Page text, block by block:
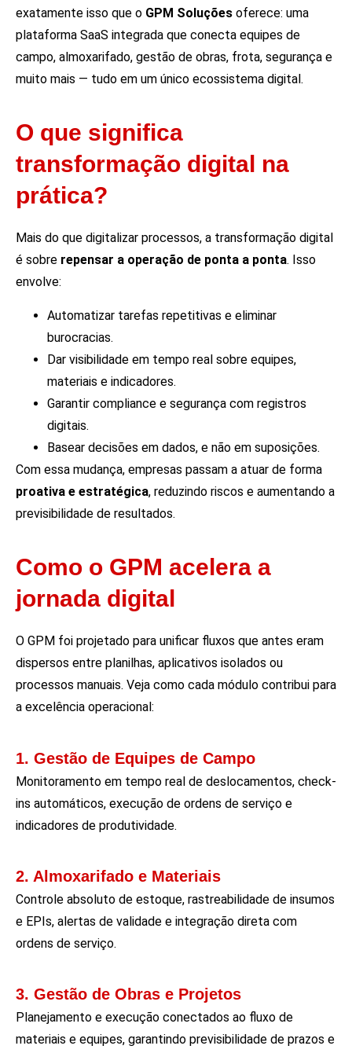
exatamente isso que o GPM Soluções oferece: uma
plataforma SaaS integrada que conecta equipes de
campo, almoxarifado, gestão de obras, frota, segurança e
muito mais — tudo em um único ecossistema digital.
O que significa
transformação digital na
prática?
Mais do que digitalizar processos, a transformação digital
é sobre repensar a operação de ponta a ponta. Isso
envolve:
Automatizar tarefas repetitivas e eliminar
burocracias.
Dar visibilidade em tempo real sobre equipes,
materiais e indicadores.
Garantir compliance e segurança com registros
digitais.
Basear decisões em dados, e não em suposições.
Com essa mudança, empresas passam a atuar de forma
proativa e estratégica, reduzindo riscos e aumentando a
previsibilidade de resultados.
Como o GPM acelera a
jornada digital
O GPM foi projetado para unificar fluxos que antes eram
dispersos entre planilhas, aplicativos isolados ou
processos manuais. Veja como cada módulo contribui para
a excelência operacional:
1. Gestão de Equipes de Campo
Monitoramento em tempo real de deslocamentos, check-
ins automáticos, execução de ordens de serviço e
indicadores de produtividade.
2. Almoxarifado e Materiais
Controle absoluto de estoque, rastreabilidade de insumos
e EPIs, alertas de validade e integração direta com
ordens de serviço.
3. Gestão de Obras e Projetos
Planejamento e execução conectados ao fluxo de
materiais e equipes, garantindo previsibilidade de prazos e